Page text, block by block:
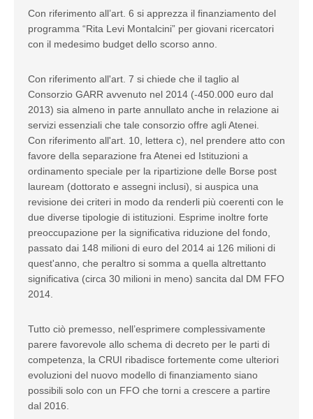
Con riferimento all’art. 6 si apprezza il finanziamento del
programma “Rita Levi Montalcini” per giovani ricercatori
con il medesimo budget dello scorso anno.
Con riferimento all'art. 7 si chiede che il taglio al
Consorzio GARR avvenuto nel 2014 (-450.000 euro dal
2013) sia almeno in parte annullato anche in relazione ai
servizi essenziali che tale consorzio offre agli Atenei.
Con riferimento all'art. 10, lettera c), nel prendere atto con
favore della separazione fra Atenei ed Istituzioni a
ordinamento speciale per la ripartizione delle Borse post
lauream (dottorato e assegni inclusi), si auspica una
revisione dei criteri in modo da renderli più coerenti con le
due diverse tipologie di istituzioni. Esprime inoltre forte
preoccupazione per la significativa riduzione del fondo,
passato dai 148 milioni di euro del 2014 ai 126 milioni di
quest'anno, che peraltro si somma a quella altrettanto
significativa (circa 30 milioni in meno) sancita dal DM FFO
2014.
Tutto ciò premesso, nell’esprimere complessivamente
parere favorevole allo schema di decreto per le parti di
competenza, la CRUI ribadisce fortemente come ulteriori
evoluzioni del nuovo modello di finanziamento siano
possibili solo con un FFO che torni a crescere a partire
dal 2016.